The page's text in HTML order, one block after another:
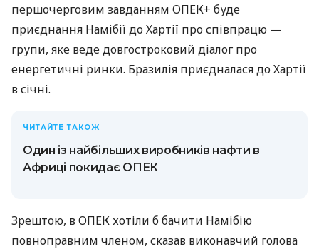
першочерговим завданням ОПЕК+ буде
приєднання Намібії до Хартії про співпрацю —
групи, яке веде довгостроковий діалог про
енергетичні ринки. Бразилія приєдналася до Хартії
в січні.
ЧИТАЙТЕ ТАКОЖ
Один із найбільших виробників нафти в
Африці покидає ОПЕК
Зрештою, в ОПЕК хотіли б бачити Намібію
повноправним членом, сказав виконавчий голова